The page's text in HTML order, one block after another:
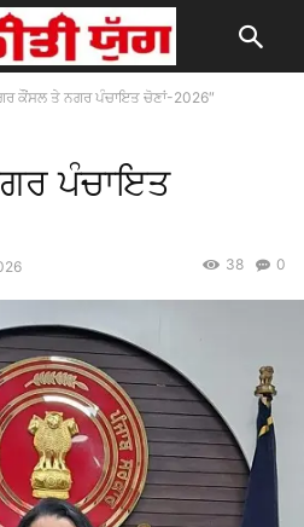
ਕੌਂਸਲ ਤੇ ਨਗਰ ਪੰਚਾਇਤ ਚੋਣਾਂ-2026″
ਪੰਚਾਇਤ
0
38